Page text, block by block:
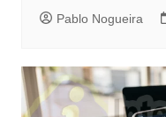
Pablo Nogueira